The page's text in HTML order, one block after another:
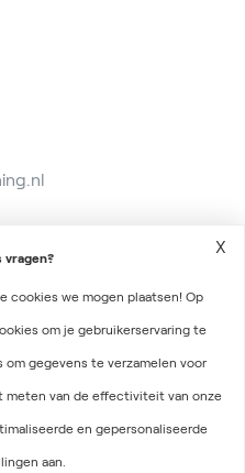
vragen?
cookies we mogen plaatsen! Op
om je gebruikerservaring te
gegevens te verzamelen voor
van de effectiviteit van onze
en gepersonaliseerde
aan.
X